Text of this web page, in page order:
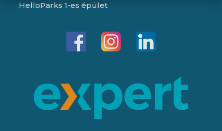
HelloParks 1-es épület